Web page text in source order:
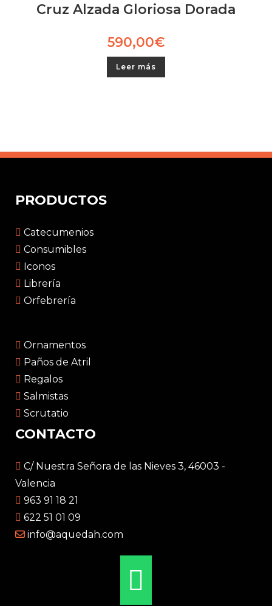
Cruz Alzada Gloriosa Dorada
590,00€
Leer más
PRODUCTOS
Catecumenios
Consumibles
Iconos
Librería
Orfebrería
Ornamentos
Paños de Atril
Regalos
Salmistas
Scrutatio
CONTACTO
C/ Nuestra Señora de las Nieves 3, 46003 -
Valencia
963 91 18 21
622 51 01 09
info@aquedah.com